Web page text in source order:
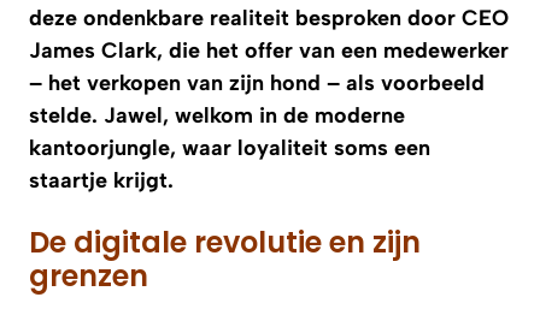
deze ondenkbare realiteit besproken door CEO
James Clark, die het offer van een medewerker
– het verkopen van zijn hond – als voorbeeld
stelde. Jawel, welkom in de moderne
kantoorjungle, waar loyaliteit soms een
staartje krijgt.
De digitale revolutie en zijn
grenzen